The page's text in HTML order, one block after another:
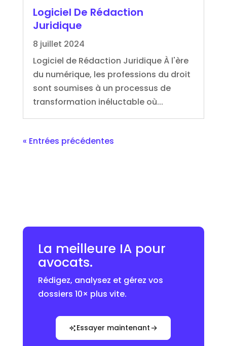
Logiciel De Rédaction
Juridique
8 juillet 2024
Logiciel de Rédaction Juridique À l'ère
du numérique, les professions du droit
sont soumises à un processus de
transformation inéluctable où...
« Entrées précédentes
La meilleure IA pour
avocats.
Rédigez, analysez et gérez vos
dossiers 10× plus vite.
Essayer maintenant